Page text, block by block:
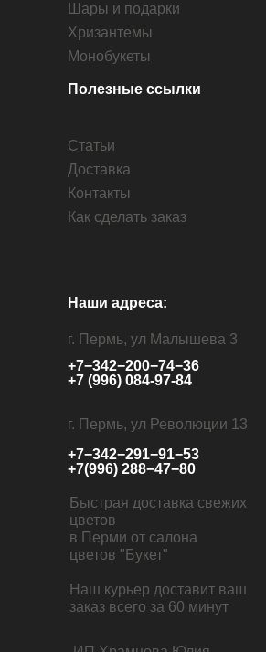
г. Пермь, ул Революции 13
г. Пермь, ул Малышева 3
Шары и подарки
Хризантемы
Монобукеты
+7−342−291−91−53
+7(996) 288−47−80
+7−342−200−74−36
+7 (996) 084-97-84
Наши адреса:
Статьи
Доставка
Контакты
Как сделать заказ
Полезные ссылки
Быстрая доставка свежих
цветов
в Перми от салона
цветов "Букет"
Наш курьер доставит ваш
заказ всего за 60 минут